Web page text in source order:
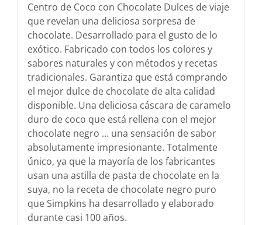
Centro de Coco con Chocolate Dulces de viaje
que revelan una deliciosa sorpresa de
chocolate. Desarrollado para el gusto de lo
exótico. Fabricado con todos los colores y
sabores naturales y con métodos y recetas
tradicionales. Garantiza que está comprando
el mejor dulce de chocolate de alta calidad
disponible. Una deliciosa cáscara de caramelo
duro de coco que está rellena con el mejor
chocolate negro … una sensación de sabor
absolutamente impresionante. Totalmente
único, ya que la mayoría de los fabricantes
usan una astilla de pasta de chocolate en la
suya, no la receta de chocolate negro puro
que Simpkins ha desarrollado y elaborado
durante casi 100 años.